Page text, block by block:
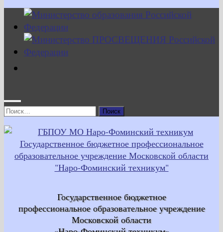
Найти:
Государственное бюджетное
профессиональное образовательное учреждение
Московской области